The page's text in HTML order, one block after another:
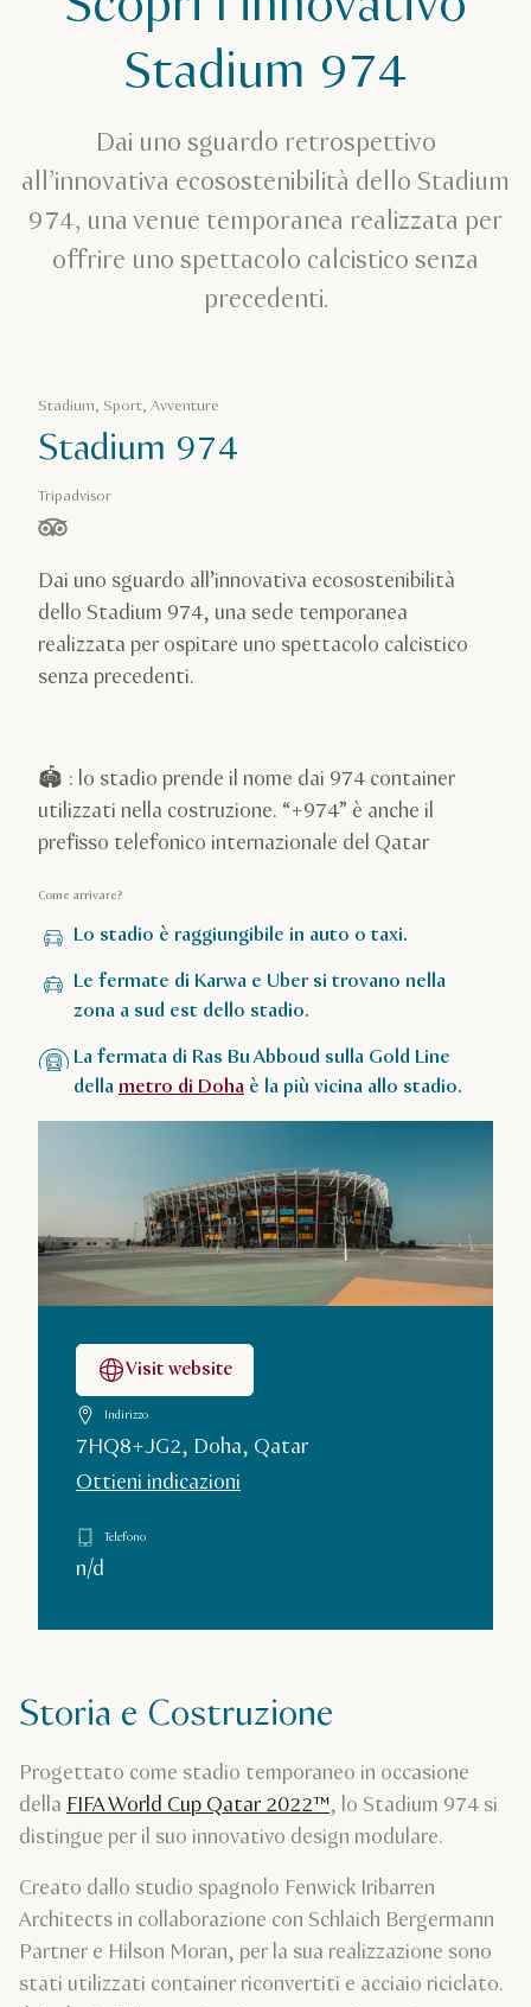
Stadium 974
Dai uno sguardo retrospettivo
all’innovativa ecosostenibilità dello Stadium
974, una venue temporanea realizzata per
offrire uno spettacolo calcistico senza
precedenti.
Stadium, Sport, Avventure
Stadium 974
Tripadvisor
stelle su 5 in base a
Dai uno sguardo all’innovativa ecosostenibilità
dello Stadium 974, una sede temporanea
realizzata per ospitare uno spettacolo calcistico
senza precedenti.
🏟️ : lo stadio prende il nome dai 974 container
utilizzati nella costruzione. “+974” è anche il
prefisso telefonico internazionale del Qatar
Come arrivare?
Lo stadio è raggiungibile in auto o taxi.
Le fermate di Karwa e Uber si trovano nella
zona a sud est dello stadio.
La fermata di Ras Bu Abboud sulla Gold Line
dellametro di Doha è la più vicina allo stadio.
Visit website
Indirizzo
7HQ8+JG2, Doha, Qatar
Ottieni indicazioni
Telefono
n/d
Storia e Costruzione
Progettato come stadio temporaneo in occasione
della FIFA World Cup Qatar 2022™, lo Stadium 974 si
distingue per il suo innovativo design modulare.
Creato dallo studio spagnolo Fenwick Iribarren
Architects in collaborazione con Schlaich Bergermann
Partner e Hilson Moran, per la sua realizzazione sono
stati utilizzati container riconvertiti e acciaio riciclato.